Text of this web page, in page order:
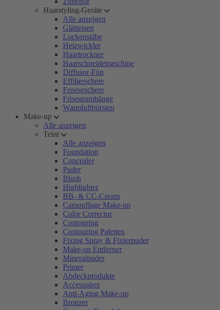
Haarstyling-Geräte
Alle anzeigen
Glätteisen
Lockenstäbe
Heizwickler
Haartrockner
Haarschneidemaschine
Diffusor-Fön
Effilierschere
Friseurschere
Friseurumhänge
Warmluftbürsten
Make-up
Alle anzeigen
Teint
Alle anzeigen
Foundation
Concealer
Puder
Blush
Highlighter
BB- & CC-Cream
Camouflage Make-up
Color Corrector
Contouring
Contouring Paletten
Fixing Spray & Fixierpuder
Make-up Entferner
Mineralpuder
Primer
Abdeckprodukte
Accessoires
Anti-Aging Make-up
Bronzer